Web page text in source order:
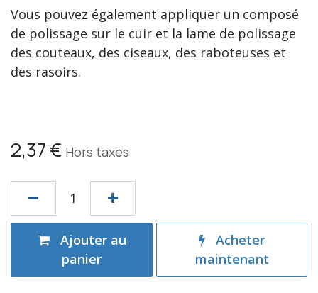
Vous pouvez également appliquer un composé
de polissage sur le cuir et la lame de polissage
des couteaux, des ciseaux, des raboteuses et
des rasoirs.
2,37€ Hors taxes
Ajouter au
panier
Acheter
maintenant